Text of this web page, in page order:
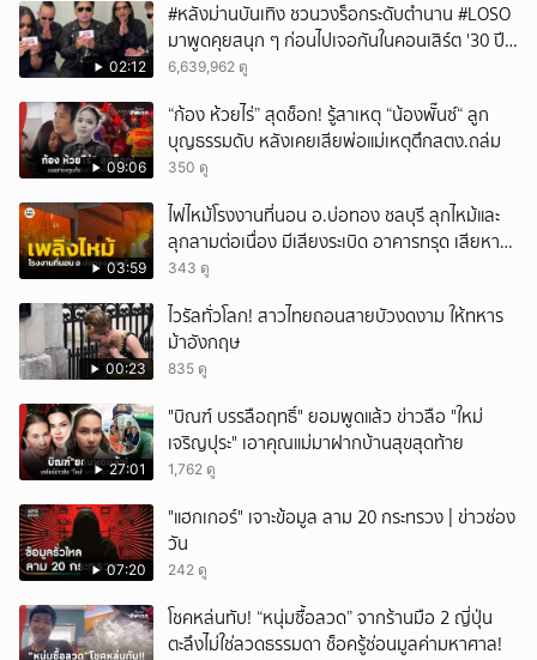
02:12
#หลังม่านบันเทิง ชวนวงร็อกระดับตำนาน #LOSO
มาพูดคุยสนุก ๆ ก่อนไปเจอกันในคอนเสิร์ต '30 ปี
LOSO นานเท่าไรก็รอ'
6,639,962 ดู
09:06
“ก้อง ห้วยไร่” สุดช็อก! รู้สาเหตุ “น้องพั๊นซ์“ ลูก
บุญธรรมดับ หลังเคยเสียพ่อแม่เหตุตึกสตง.ถล่ม
350 ดู
03:59
ไฟไหม้โรงงานที่นอน อ.บ่อทอง ชลบุรี ลุกไหม้และ
ลุกลามต่อเนื่อง มีเสียงระเบิด อาคารทรุด เสียหาย
หนัก
343 ดู
00:23
ไวรัลทั่วโลก! สาวไทยถอนสายบัวงดงาม ให้ทหาร
ม้าอังกฤษ
835 ดู
27:01
"บิณฑ์ บรรลือฤทธิ์" ยอมพูดแล้ว ข่าวลือ "ใหม่
เจริญปุระ" เอาคุณแม่มาฝากบ้านสุขสุดท้าย
1,762 ดู
07:20
"แฮกเกอร์" เจาะข้อมูล ลาม 20 กระทรวง | ข่าวช่อง
วัน
242 ดู
โชคหล่นทับ! “หนุ่มซื้อลวด” จากร้านมือ 2 ญี่ปุ่น
ตะลึงไม่ใช่ลวดธรรมดา ช็อครู้ซ่อนมูลค่ามหาศาล!